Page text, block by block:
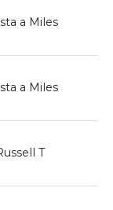
a Miles
a Miles
T